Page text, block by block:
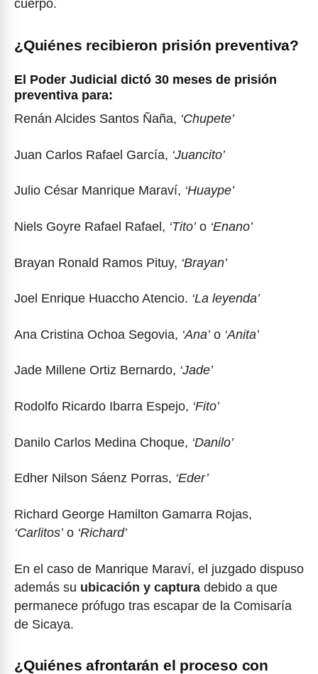
cuerpo.
¿Quiénes recibieron prisión preventiva?
El Poder Judicial dictó 30 meses de prisión
preventiva para:
Renán Alcides Santos Ñaña, ‘Chupete’
Juan Carlos Rafael García, ‘Juancito’
Julio César Manrique Maraví, ‘Huaype’
Niels Goyre Rafael Rafael, ‘Tito’o ‘Enano’
Brayan Ronald Ramos Pituy, ‘Brayan’
Joel Enrique Huaccho Atencio. ‘La leyenda’
Ana Cristina Ochoa Segovia, ‘Ana’o ‘Anita’
Jade Millene Ortiz Bernardo, ‘Jade’
Rodolfo Ricardo Ibarra Espejo, ‘Fito’
Danilo Carlos Medina Choque, ‘Danilo’
Edher Nilson Sáenz Porras, ‘Eder’
Richard George Hamilton Gamarra Rojas,
‘Carlitos’o ‘Richard’
En el caso de Manrique Maraví, el juzgado dispuso
además su ubicación y captura debido a que
permanece prófugo tras escapar de la Comisaría
de Sicaya.
¿Quiénes afrontarán el proceso con